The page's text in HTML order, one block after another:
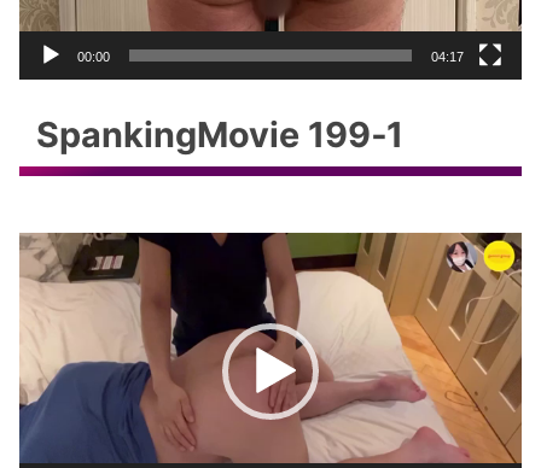
ー
00:00 04:17
SpankingMovie 199‐1
動
画
プ
レ
ー
ヤ